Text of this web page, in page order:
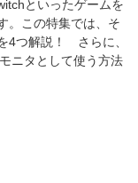
といったゲームを
。この特集では、そ
4つ解説！ さらに、
ニタとして使う方法